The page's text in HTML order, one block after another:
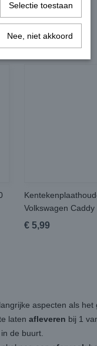
Caddy
€ 14,99
Volkswagen Caddy
€ 5,99
aspecten als
laten afleveren bij 1
de buurt.
Selectie toestaan
Nee, niet akkoord